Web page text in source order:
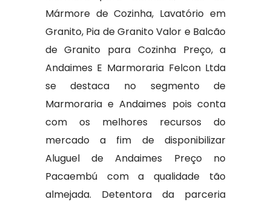
Mármore de Cozinha, Lavatório em
Granito, Pia de Granito Valor e Balcão
de Granito para Cozinha Preço, a
Andaimes E Marmoraria Felcon Ltda
se destaca no segmento de
Marmoraria e Andaimes pois conta
com os melhores recursos do
mercado a fim de disponibilizar
Aluguel de Andaimes Preço no
Pacaembú com a qualidade tão
almejada. Detentora da parceria